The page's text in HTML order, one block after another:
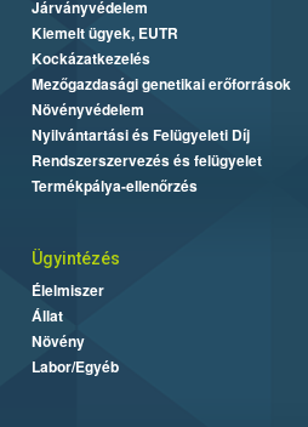
Járványvédelem
Kiemelt ügyek, EUTR
Kockázatkezelés
Mezőgazdasági genetikai erőforrások
Növényvédelem
Nyilvántartási és Felügyeleti Díj
Rendszerszervezés és felügyelet
Termékpálya-ellenőrzés
Ügyintézés
Élelmiszer
Állat
Növény
Labor/Egyéb